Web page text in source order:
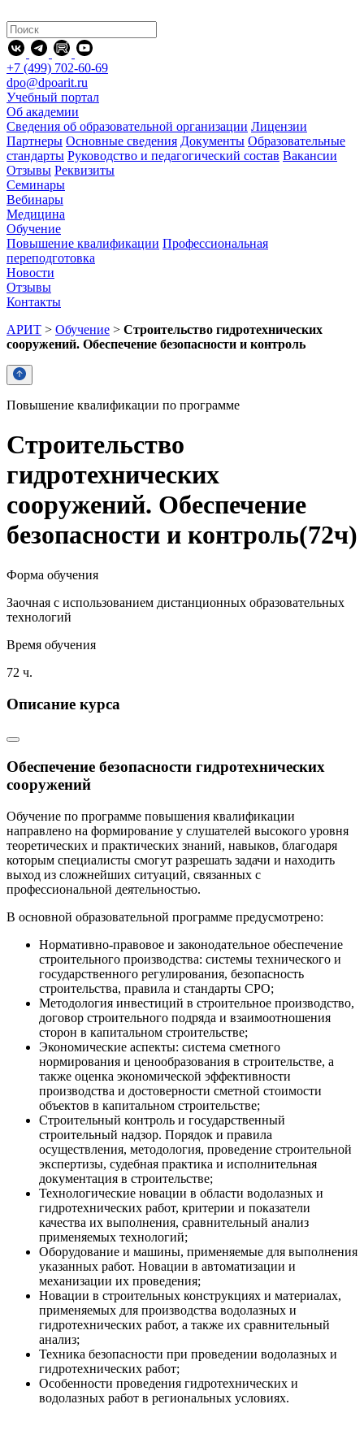
+7 (499) 702-60-69
dpo@dpoarit.ru
Учебный портал
Об академии
Сведения об образовательной организации Лицензии
Партнеры Основные сведения Документы Образовательные
стандарты Руководство и педагогический состав Вакансии
Отзывы Реквизиты
Семинары
Вебинары
Медицина
Обучение
Повышение квалификации Профессиональная
переподготовка
Новости
Отзывы
Контакты
АРИТ > Обучение > Строительство гидротехнических
сооружений. Обеспечение безопасности и контроль
Повышение квалификации по программе
Строительство
гидротехнических
сооружений. Обеспечение
безопасности и контроль(72ч)
Форма обучения
Заочная с использованием дистанционных образовательных
технологий
Время обучения
72 ч.
Описание курса
Обеспечение безопасности гидротехнических
сооружений
Обучение по программе повышения квалификации
направлено на формирование у слушателей высокого уровня
теоретических и практических знаний, навыков, благодаря
которым специалисты смогут разрешать задачи и находить
выход из сложнейших ситуаций, связанных с
профессиональной деятельностью.
В основной образовательной программе предусмотрено:
Нормативно-правовое и законодательное обеспечение
строительного производства: системы технического и
государственного регулирования, безопасность
строительства, правила и стандарты СРО;
Методология инвестиций в строительное производство,
договор строительного подряда и взаимоотношения
сторон в капитальном строительстве;
Экономические аспекты: система сметного
нормирования и ценообразования в строительстве, а
также оценка экономической эффективности
производства и достоверности сметной стоимости
объектов в капитальном строительстве;
Строительный контроль и государственный
строительный надзор. Порядок и правила
осуществления, методология, проведение строительной
экспертизы, судебная практика и исполнительная
документация в строительстве;
Технологические новации в области водолазных и
гидротехнических работ, критерии и показатели
качества их выполнения, сравнительный анализ
применяемых технологий;
Оборудование и машины, применяемые для выполнения
указанных работ. Новации в автоматизации и
механизации их проведения;
Новации в строительных конструкциях и материалах,
применяемых для производства водолазных и
гидротехнических работ, а также их сравнительный
анализ;
Техника безопасности при проведении водолазных и
гидротехнических работ;
Особенности проведения гидротехнических и
водолазных работ в региональных условиях.